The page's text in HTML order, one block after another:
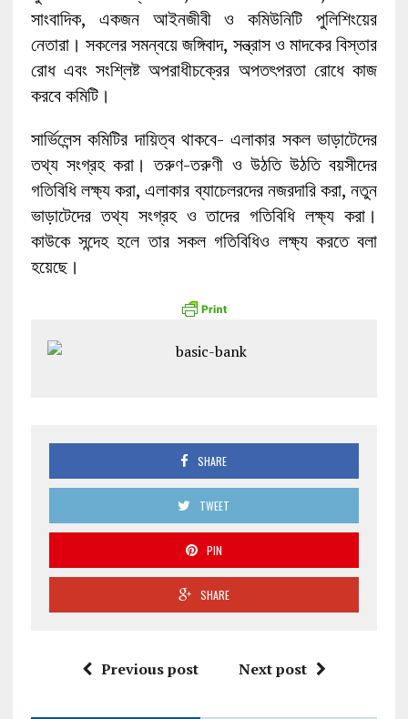
সাংবাদিক, একজন আইনজীবী ও কমিউনিটি পুলিশিংয়ের
নেতারা। সকলের সমন্বয়ে জঙ্গিবাদ, সন্ত্রাস ও মাদকের বিস্তার
রোধ এবং সংশ্লিষ্ট অপরাধীচক্রের অপতৎপরতা রোধে কাজ
করবে কমিটি।
সার্ভিলেন্স কমিটির দায়িত্ব থাকবে- এলাকার সকল ভাড়াটেদের
তথ্য সংগ্রহ করা। তরুণ-তরুণী ও উঠতি উঠতি বয়সীদের
গতিবিধি লক্ষ্য করা, এলাকার ব্যাচেলরদের নজরদারি করা, নতুন
ভাড়াটেদের তথ্য সংগ্রহ ও তাদের গতিবিধি লক্ষ্য করা।
কাউকে সন্দেহ হলে তার সকল গতিবিধিও লক্ষ্য করতে বলা
হয়েছে।
SHARE
TWEET
PIN
SHARE
Previous post Next post